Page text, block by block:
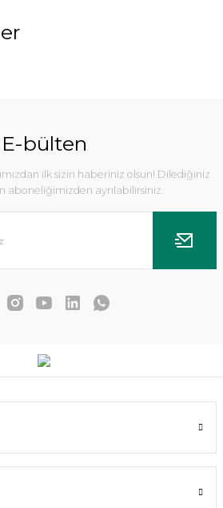
IN VITRO
E-bülten
ilk sizin haberiniz olsun! Dilediğiniz
aboneliğimizden ayrılabilirsiniz.